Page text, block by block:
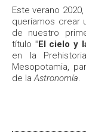
Este verano
queríamos crear
de nuestro
título "El cielo y
en la
Mesopotamia,
de laAstronomía.